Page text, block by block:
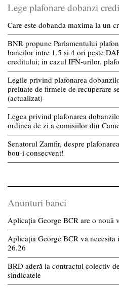
Lege plafonare dobanzi
Care este dobanda maxima la un
BNR propune Parlamentului
bancilor intre 1,5 si 4 ori peste
creditului; in cazul IFN-urilor,
Legile privind plafonarea
preluate de firmele de recuperare
(actualizat)
Legea privind plafonarea
ordinea de zi a comisiilor din
Senatorul Zamfir, despre
bou-i consecvent!
Anunturi banci
Aplicația George BCR are o nouă
Aplicația George BCR va
26.26
BRD aderă la contractul colectiv
sindicatele